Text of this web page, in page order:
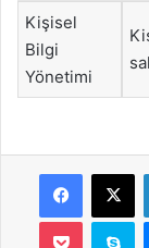
Kişisel
Bilgi
Yönetimi
Facebook
X
Pocket